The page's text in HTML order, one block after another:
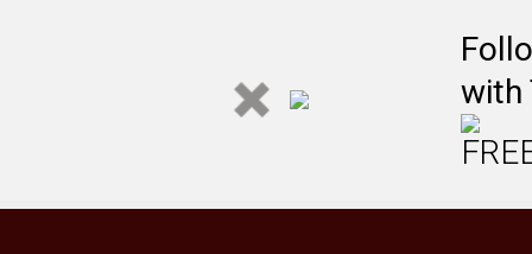
with